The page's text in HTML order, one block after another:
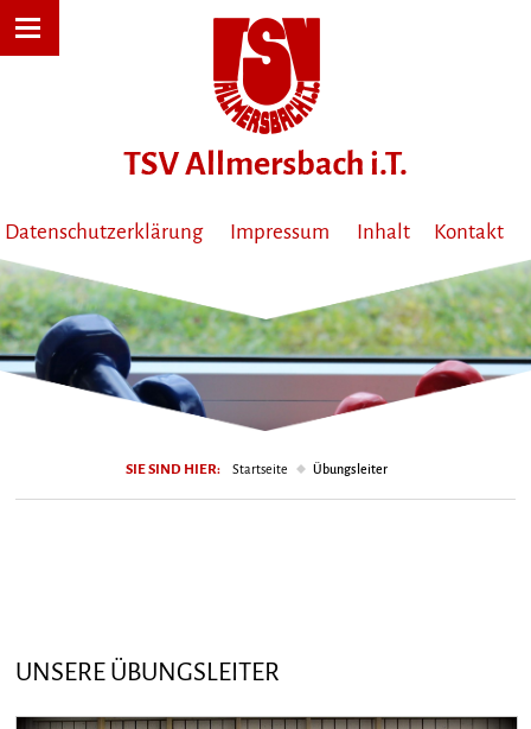
Datenschutzerklärung Impressum Inhalt Kontakt
SIE SIND HIER: Startseite Übungsleiter
UNSERE ÜBUNGSLEITER